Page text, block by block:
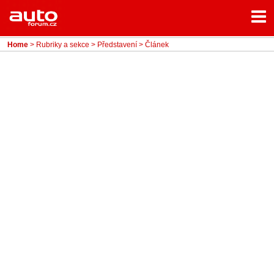
Home
Rubriky
Home > Rubriky a sekce > Představení > Článek